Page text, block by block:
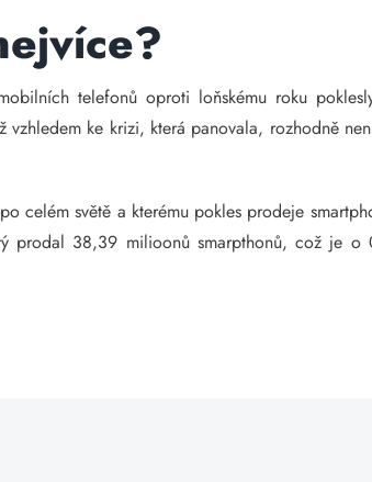
telefonů oproti loňskému roku
ke krizi, která panovala, rozhodně
světě a kterému pokles prodeje
prodal 38,39 milioonů smarpthonů, což je o